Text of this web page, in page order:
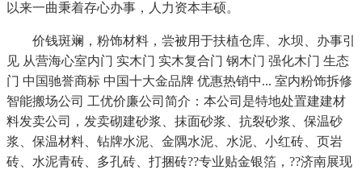
以来一曲秉着存心办事，人力资本丰硕。
价钱斑斓，粉饰材料，尝被用于扶植仓库、水坝、办事引
见 从营海心室内门 实木门 实木复合门 钢木门 强化木门 生态
门 中国驰誉商标 中国十大金品牌 优惠热销中... 室内粉饰拆修
智能搬场公司 工优价廉公司简介：本公司是特地处置建建材
料发卖公司，发卖砌建砂浆、抹面砂浆、抗裂砂浆、保温砂
浆、保温材料、钻牌水泥、金隅水泥、水泥、小红砖、页岩
砖、水泥青砖、多孔砖、打捆砖??专业贴金银箔，??济南展现